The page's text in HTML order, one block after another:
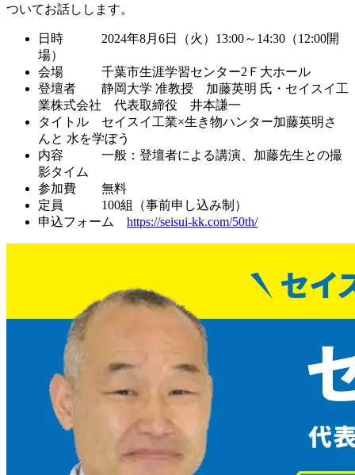
ついてお話しします。
日時 2024年8月6日（火）13:00～14:30（12:00開
場）
会場 千葉市生涯学習センター2Ｆ大ホール
登壇者 静岡大学 准教授 加藤英明 氏・セイスイ工
業株式会社 代表取締役 井本謙一
タイトル セイスイ工業×生き物ハンター加藤英明さ
んと 水を学ぼう
内容 一般：登壇者による講演、加藤先生との撮
影タイム
参加費 無料
定員 100組（事前申し込み制）
申込フォーム https://seisui-kk.com/50th/